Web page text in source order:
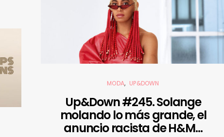
MODA UP&DOWN
Up&Down #245. Solange
molando lo más grande, el
anuncio racista de H&M…